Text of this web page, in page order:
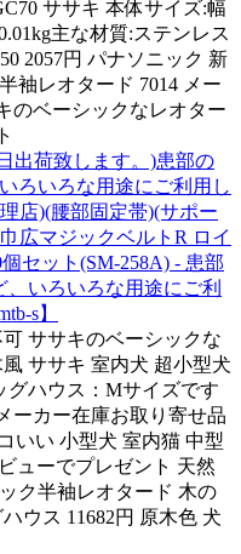
ササキ 本体サイズ:幅
主な材質:ステンレス
2057円 パナソニック 新
袖レオタード 7014 メー
のベーシックなレオター
出荷致します。)患部の
ろいろな用途にご利用し
店)(腰部固定帯)(サポー
広マジックベルトR ロイ
セット(SM-258A) - 患部
いろいろな用途にご利
s】
ササキのベーシックな
ササキ 室内犬 超小型犬
グハウス：Mサイズです
ーカー在庫お取り寄せ品
いい 小型犬 室内猫 中型
ューでプレゼント 天然
ク半袖レオタード 木の
ウス 11682円 原木色 犬